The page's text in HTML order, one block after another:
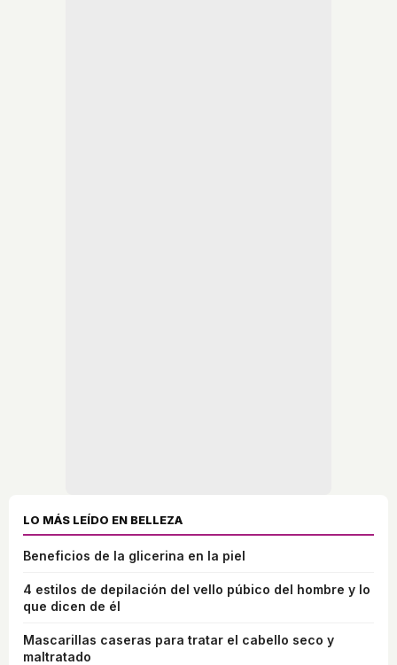
LO MÁS LEÍDO EN BELLEZA
Beneficios de la glicerina en la piel
4 estilos de depilación del vello púbico del hombre y lo
que dicen de él
Mascarillas caseras para tratar el cabello seco y
maltratado